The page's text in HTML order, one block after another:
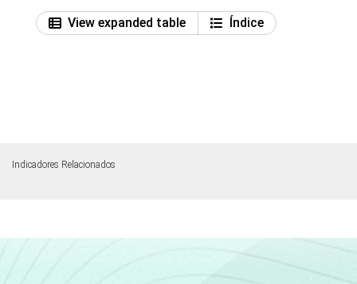
View expanded table Índice
Indicadores Relacionados